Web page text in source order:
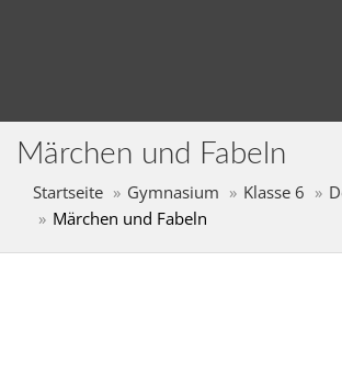
Märchen und Fabeln
Startseite Gymnasium Klasse 6
Märchen und Fabeln